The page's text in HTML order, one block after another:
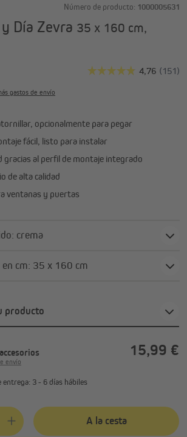
Número de producto: 1000005631
Día Zevra 35 x 160 cm,
gastos de envío
opcionalmente para pegar
fácil, listo para instalar
gracias al perfil de montaje integrado
de alta calidad
ventanas y puertas
Color del tejido: crema
Ancho x alto en cm: 35 x 160 cm
producto
15,99 €
envío
entrega: 3 - 6 días hábiles
producto: introduce la cantidad deseada o
A la cesta